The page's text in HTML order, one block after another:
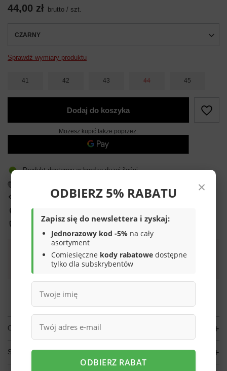
44,00 zł brutto / szt.
CZARNY
Sprawdź wymiary produktu
41 42 43 44 45
Dodaj do koszyka
Możesz kupić także poprzez:
Produkt dostępny w bardzo dużej ilości
dni na łatwy zwrot
Sprawdź, w którym sklepie obejrzysz i kupisz od ręki
Bezpieczne zakupy
Darmowa dostawa do paczkomatu lub punktu
Więcej informacji.
OPIS
SZCZEGÓŁOWE DANE
×
ODBIERZ 5% RABATU
Zapisz się do newslettera i zyskaj:
Jednorazowy kod -5% na cały
asortyment
Comiesięczne kody rabatowe dostępne
tylko dla subskrybentów
ODBIERZ RABAT